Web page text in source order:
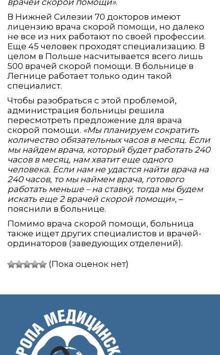
В Нижней Силезии 70 докторов имеют
лицензию врача скорой помощи, но далеко
не все из них работают по своей профессии.
Еще 45 человек проходят специализацию. В
целом в Польше насчитывается всего лишь
500 врачей скорой помощи. В больнице в
Легнице работает только один такой
специалист.
Чтобы разобраться с этой проблемой,
администрация больницы решила
пересмотреть предложение для врача
скорой помощи. «Мы планируем сократить
количество обязательных часов в месяц. Если
мы найдем врача, который будет работать 240
часов в месяц, нам хватит еще одного
человека. Если нам не удастся найти врача на
240 часов, то мы наймем врача, готового
работать меньше – на ставку, тогда мы будем
искать еще 2 врачей скорой помощи», –
пояснили в больнице.
Помимо врача скорой помощи, больница
также ищет других специалистов и врачей-
ординаторов (заведующих отделений).
(Пока оценок нет)